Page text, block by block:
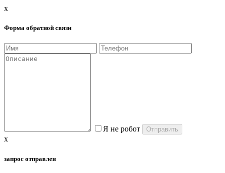
x
Форма обратной связи
Я не робот
x
запрос отправлен